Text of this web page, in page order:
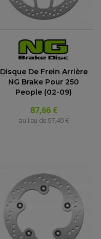
Disque De Frein Arrière
NG Brake Pour 250
People (02-09)
87,66 €
au lieu de 97,40 €